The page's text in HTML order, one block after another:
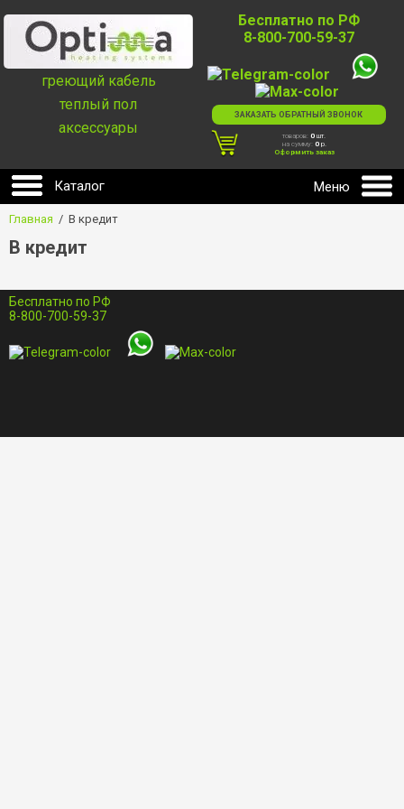
греющий кабель
теплый пол
аксессуары
Бесплатно по РФ
8-800-700-59-37
ЗАКАЗАТЬ ОБРАТНЫЙ ЗВОНОК
товаров:0 шт.
на сумму: 0 р.
Оформить заказ
Главная
  /  В кредит
В кредит
Бесплатно по РФ
8-800-700-59-37